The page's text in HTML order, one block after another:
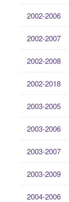
2002-2006
2002-2007
2002-2008
2002-2018
2003-2005
2003-2006
2003-2007
2003-2009
2004-2006